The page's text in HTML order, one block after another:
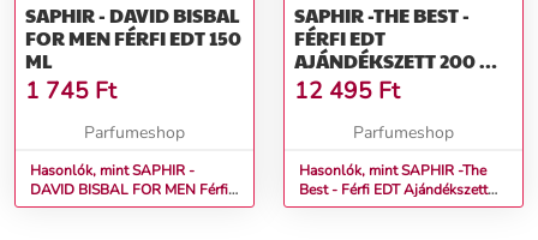
SAPHIR - DAVID BISBAL
FOR MEN FÉRFI EDT 150
ML
1 745 Ft
Parfumeshop
Hasonlók, mint SAPHIR -
DAVID BISBAL FOR MEN Férfi
EDT 150 ml
SAPHIR -THE BEST -
FÉRFI EDT
AJÁNDÉKSZETT 200 ML
+ 30 ML
12 495 Ft
Parfumeshop
Hasonlók, mint SAPHIR -The
Best - Férfi EDT Ajándékszett
200 ml + 30 ml